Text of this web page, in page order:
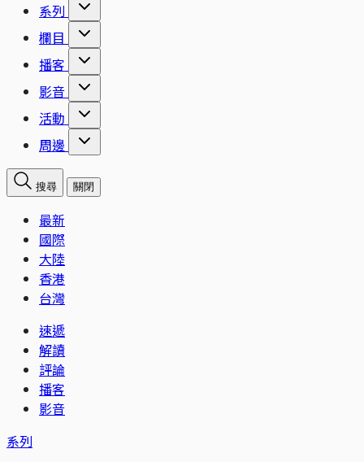
系列
欄目
播客
影音
活動
周邊
搜尋 關閉
最新
國際
大陸
香港
台灣
速遞
解讀
評論
播客
影音
系列